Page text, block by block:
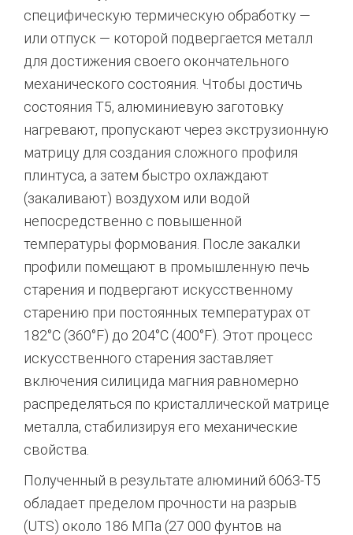
специфическую термическую обработку —
или отпуск — которой подвергается металл
для достижения своего окончательного
механического состояния. Чтобы достичь
состояния T5, алюминиевую заготовку
нагревают, пропускают через экструзионную
матрицу для создания сложного профиля
плинтуса, а затем быстро охлаждают
(закаливают) воздухом или водой
непосредственно с повышенной
температуры формования. После закалки
профили помещают в промышленную печь
старения и подвергают искусственному
старению при постоянных температурах от
182°C (360°F) до 204°C (400°F). Этот процесс
искусственного старения заставляет
включения силицида магния равномерно
распределяться по кристаллической матрице
металла, стабилизируя его механические
свойства.
Полученный в результате алюминий 6063-T5
обладает пределом прочности на разрыв
(UTS) около 186 МПа (27 000 фунтов на